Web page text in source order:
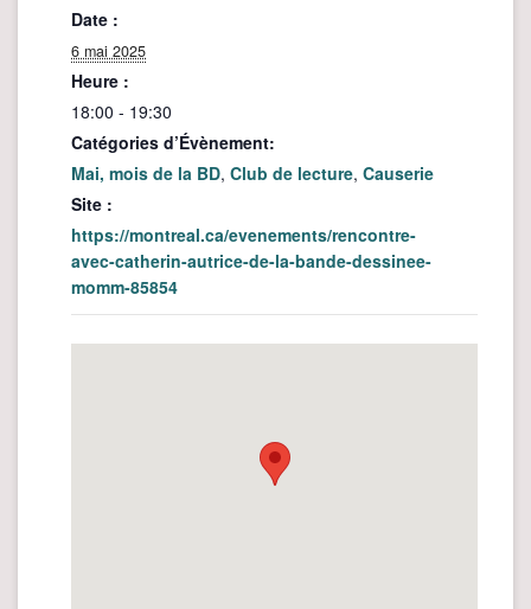
Date :
6 mai 2025
Heure :
18:00 - 19:30
Catégories d’Évènement:
Mai, mois de la BD, Club de lecture, Causerie
Site :
https://montreal.ca/evenements/rencontre-
avec-catherin-autrice-de-la-bande-dessinee-
momm-85854